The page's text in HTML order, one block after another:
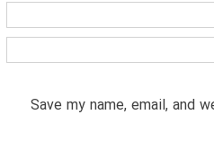
Save my name, email, and